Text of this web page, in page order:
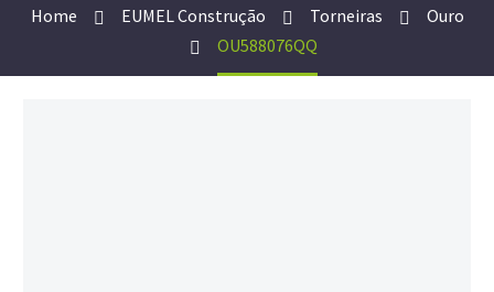
Home EUMEL Construção Torneiras
Ouro
OU588076QQ